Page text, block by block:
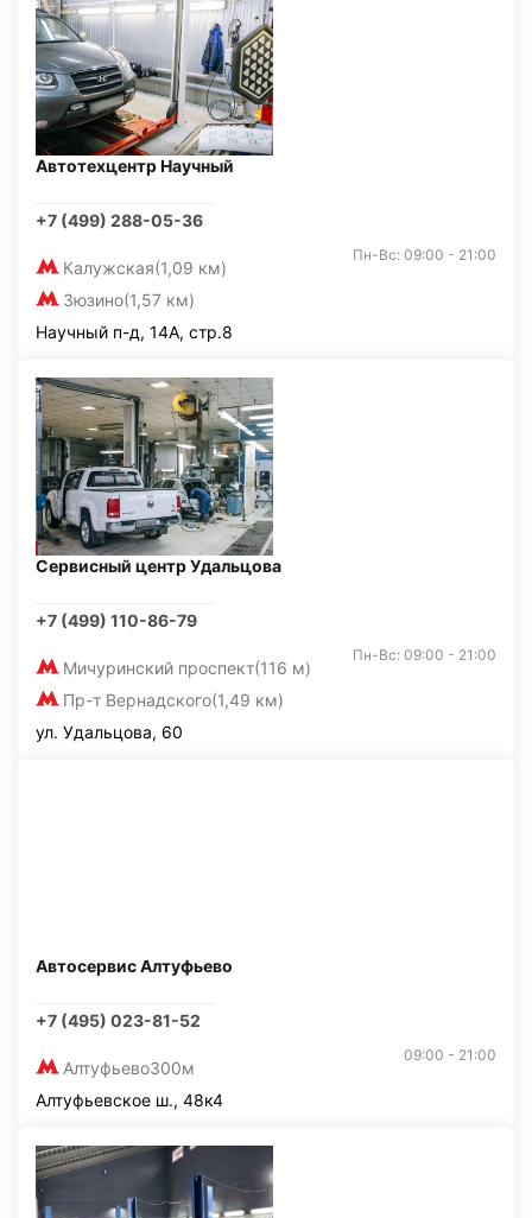
Автотехцентр Научный
+7 (499) 288-05-36
Калужская(1,09 км)
Зюзино(1,57 км)
Пн-Вс: 09:00 - 21:00
Научный п-д, 14А, стр.8
Сервисный центр Удальцова
+7 (499) 110-86-79
Мичуринский проспект(116 м)
Пр-т Вернадского(1,49 км)
Пн-Вс: 09:00 - 21:00
ул. Удальцова, 60
Автосервис Алтуфьево
+7 (495) 023-81-52
Алтуфьево300м
09:00 - 21:00
Алтуфьевское ш., 48к4